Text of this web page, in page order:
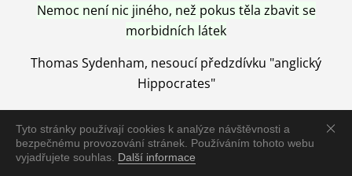
Tyto stránky používají cookies k analýze návštěvnosti a
bezpečnému provozování stránek. Používáním tohoto webu
vyjadřujete souhlas. Další informace
Nemoc není nic jiného, než pokus těla zbavit se
morbidních látek
Thomas Sydenham, nesoucí předzdívku "anglický
Hippocrates"
Nemoc je vyléčena jen pomocí Přírody, neutralizací a